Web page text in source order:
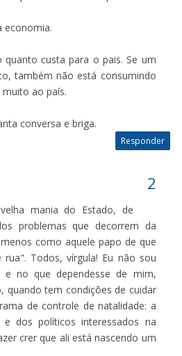
economia.
custa para o pais. Se um
também não está consumindo
ao país.
conversa e briga.
Responder
mania do Estado, de
problemas que decorrem da
como aquele papo de que
Todos, vírgula! Eu não sou
e no que dependesse de mim,
quando tem condições de cuidar
de controle de natalidade: a
dos políticos interessados na
crer que ali está nascendo um